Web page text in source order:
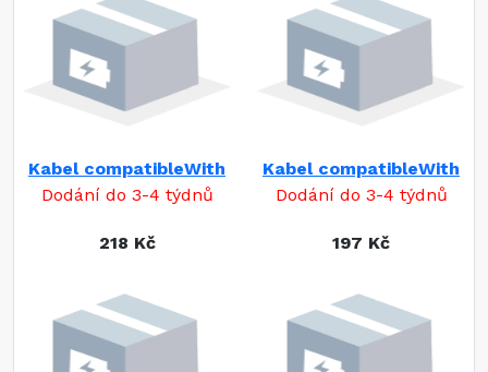
Kabel compatibleWith
Dodání do 3-4 týdnů
218 Kč
Kabel compatibleWith
Dodání do 3-4 týdnů
197 Kč